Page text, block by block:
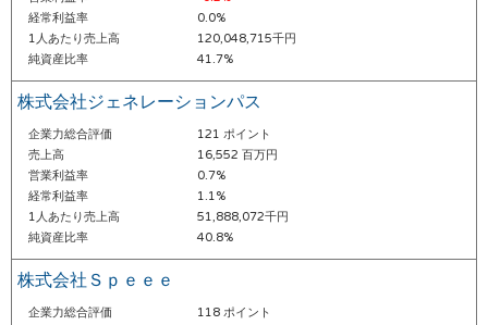
経常利益率
0.0%
1人あたり売上高
120,048,715千円
純資産比率
41.7%
株式会社ジェネレーションパス
企業力総合評価
121 ポイント
売上高
16,552 百万円
営業利益率
0.7%
経常利益率
1.1%
1人あたり売上高
51,888,072千円
純資産比率
40.8%
株式会社Ｓｐｅｅｅ
企業力総合評価
118 ポイント